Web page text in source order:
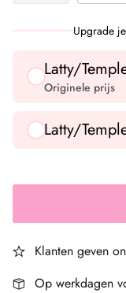
Upgrade
Latty/
Originele prijs
Latty/
Klanten geven
Op werkdagen